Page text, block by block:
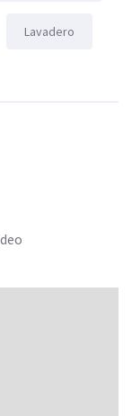
Lavadero